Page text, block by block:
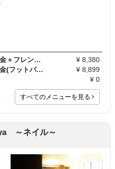
＜パラジェル＞ハンド基本料金＋フレンチ10本
¥ 8,380
＜パラジェル＞フット基本料金(フットバス付)＋全面…
¥ 8,899
¥ 0
すべてのメニューを見る
～ネイル～